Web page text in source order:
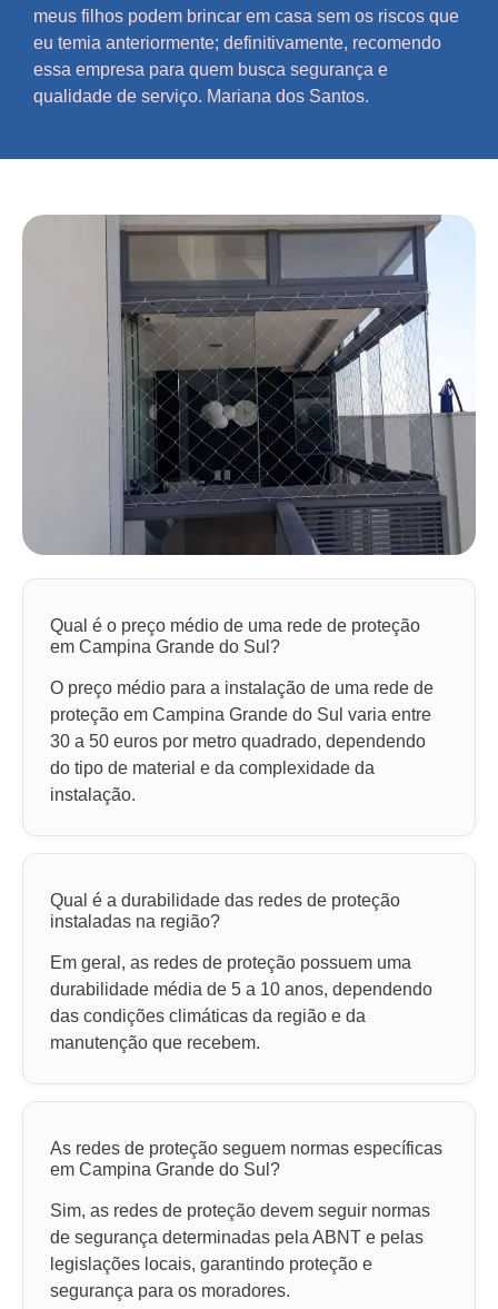
meus filhos podem brincar em casa sem os riscos que
eu temia anteriormente; definitivamente, recomendo
essa empresa para quem busca segurança e
qualidade de serviço. Mariana dos Santos.
Qual é o preço médio de uma rede de proteção
em Campina Grande do Sul?
O preço médio para a instalação de uma rede de
proteção em Campina Grande do Sul varia entre
30 a 50 euros por metro quadrado, dependendo
do tipo de material e da complexidade da
instalação.
Qual é a durabilidade das redes de proteção
instaladas na região?
Em geral, as redes de proteção possuem uma
durabilidade média de 5 a 10 anos, dependendo
das condições climáticas da região e da
manutenção que recebem.
As redes de proteção seguem normas específicas
em Campina Grande do Sul?
Sim, as redes de proteção devem seguir normas
de segurança determinadas pela ABNT e pelas
legislações locais, garantindo proteção e
segurança para os moradores.